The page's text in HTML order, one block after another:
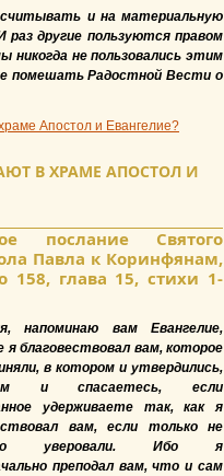
и на материальную
другие пользуются правом
никогда не пользовались этим
помешать Радостной Вести о
Апостол и Евангелие?
В ХРАМЕ АПОСТОЛ И
послание Святого
Павла к Коринфянам,
158, глава 15, стихи 1-
напоминаю вам Евангелие,
я благовествовал вам, которое
в котором и утвердились,
и спасаетесь, если
удерживаете так, как я
вам, если только не
уверовали. Ибо я
преподал вам, что и сам